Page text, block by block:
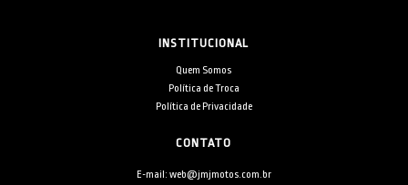
INSTITUCIONAL
Quem Somos
Política de Troca
Política de Privacidade
CONTATO
E-mail: web@jmjmotos.com.br